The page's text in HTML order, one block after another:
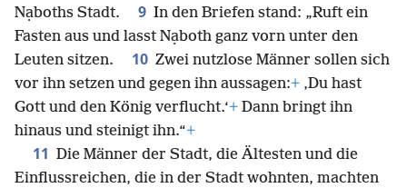
Nạboths Stadt.
9 In den Briefen stand: „Ruft ein
Fasten aus und lasst Nạboth ganz vorn unter den
Leuten sitzen.
10 Zwei nutzlose Männer sollen sich
vor ihn setzen und gegen ihn aussagen:+ ‚Du hast
Gott und den König verflucht.‘+ Dann bringt ihn
hinaus und steinigt ihn.“+
11 Die Männer der Stadt, die Ältesten und die
Einflussreichen, die in der Stadt wohnten, machten